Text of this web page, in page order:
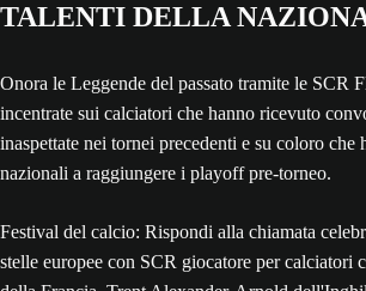
TALENTI DELLA
Onora le Leggende del passato tramite le SCR
incentrate sui calciatori che hanno ricevuto
inaspettate nei tornei precedenti e su coloro che
nazionali a raggiungere i playoff pre-torneo.
Festival del calcio: Rispondi alla chiamata
stelle europee con SCR giocatore per calciatori